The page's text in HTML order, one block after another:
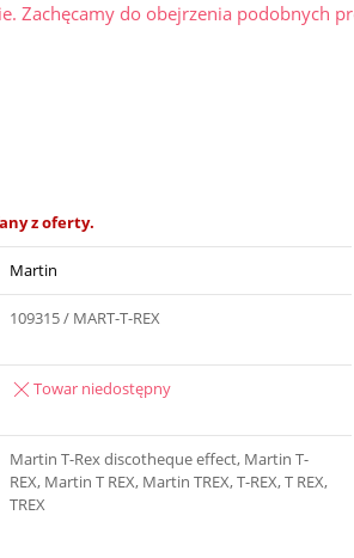
Zachęcamy do obejrzenia podobnych
z oferty.
Martin
109315 / MART-T-REX
Towar niedostępny
Martin T-Rex discotheque effect, Martin T-
REX, Martin T REX, Martin TREX, T-REX, T REX,
TREX